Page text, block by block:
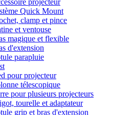
projecteur
Quick Mount
clamp et pince
et ventouse
magique et flexible
d'extension
parapluie
pour projecteur
télescopique
pour plusieurs projecteurs
tourelle et adaptateur
grip et bras d'extension